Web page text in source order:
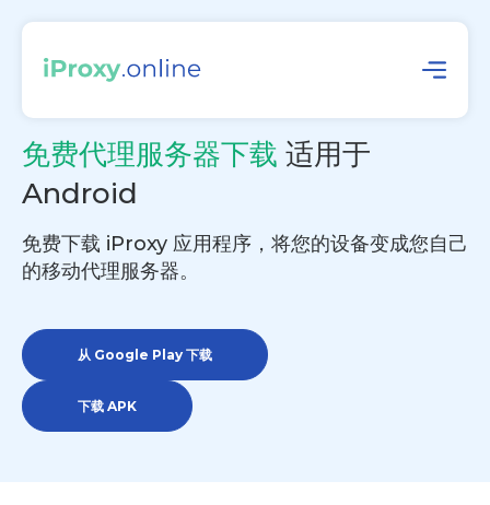
免费代理服务器下载 适用于
Android
免费下载 iProxy 应用程序，将您的设备变成您自己
的移动代理服务器。
从 Google Play 下载
下载 APK